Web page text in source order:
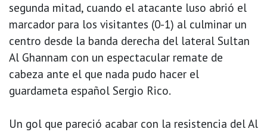
segunda mitad, cuando el atacante luso abrió el
marcador para los visitantes (0-1) al culminar un
centro desde la banda derecha del lateral Sultan
Al Ghannam con un espectacular remate de
cabeza ante el que nada pudo hacer el
guardameta español Sergio Rico.
Un gol que pareció acabar con la resistencia del Al